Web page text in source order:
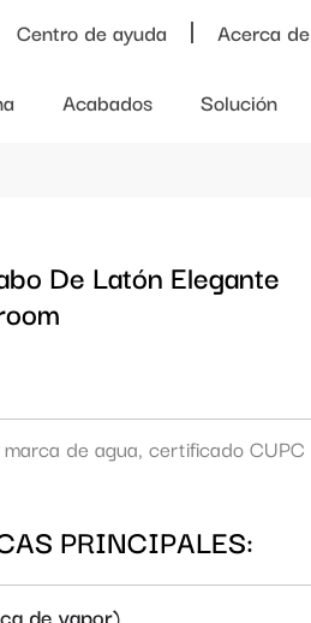
Centro de ayuda Acerca de
Acabados Solución
De Latón Elegante
de agua, certificado CUPC
PRINCIPALES:
de vapor)